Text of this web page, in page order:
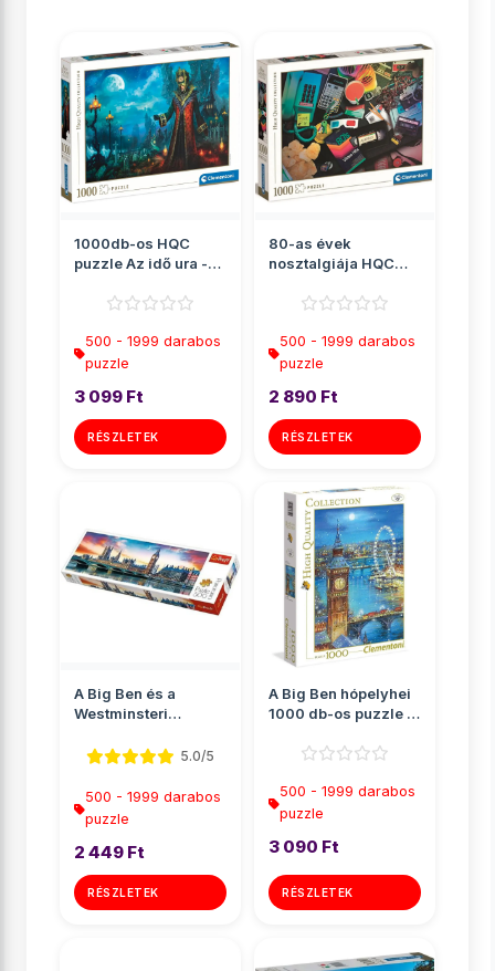
1000db-os HQC
puzzle Az idő ura -
500 - 1999 darabos
puzzle
3 099 Ft
RÉSZLETEK
80-as évek
nosztalgiája HQC
Clementoni
500 - 1999 darabos
puzzle
2 890 Ft
RÉSZLETEK
A Big Ben és a
Westminsteri
Panoráma puz...5.0/5
500 - 1999 darabos
puzzle
2 449 Ft
RÉSZLETEK
A Big Ben hópelyhei
1000 db-os puzzle -
500 - 1999 darabos
puzzle
3 090 Ft
RÉSZLETEK